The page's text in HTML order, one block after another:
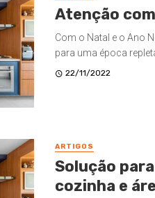
Atenção
Com o Natal e o Ano
para uma época
22/11/2022
ARTIGOS
Solução
cozinha e